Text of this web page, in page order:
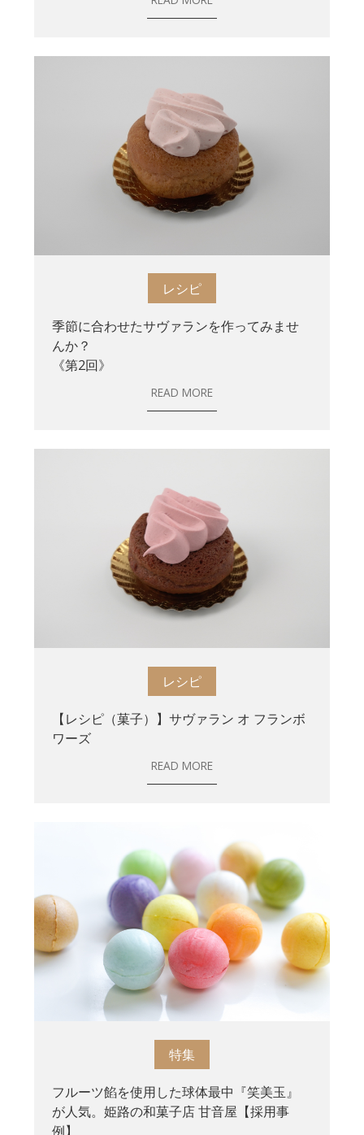
レシピ
季節に合わせたサヴァランを作ってみませ
んか？
《第2回》
READ MORE
レシピ
【レシピ（菓子）】サヴァラン オ フランボ
ワーズ
READ MORE
特集
フルーツ餡を使用した球体最中『笑美玉』
が人気。姫路の和菓子店 甘音屋【採用事
例】